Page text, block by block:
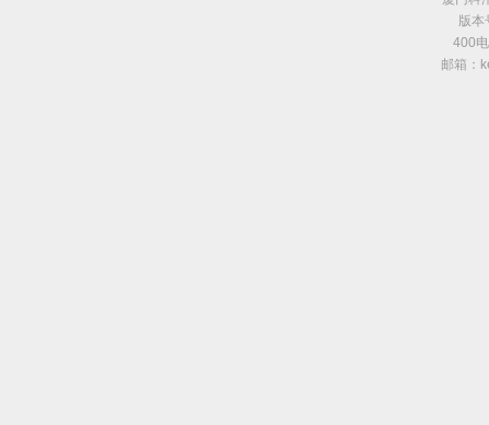
版
400
邮箱：